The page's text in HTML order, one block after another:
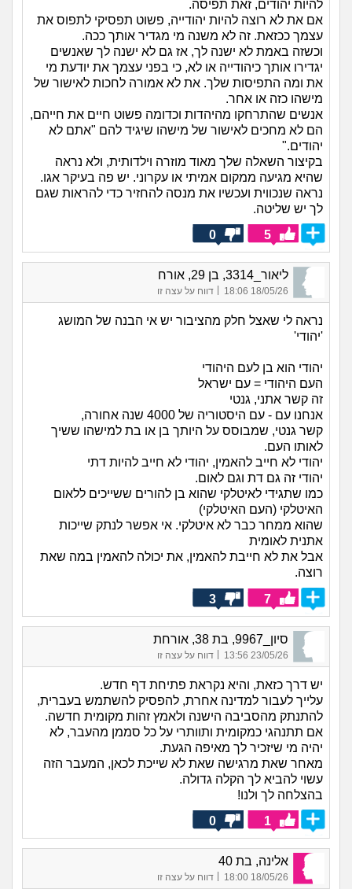
להיות יהודים, זאת תפיסה.
אם את לא רוצה להיות יהודייה, פשוט תפסיקי לתפוס את
עצמך ככזאת. זה לא משנה מי מגדיר אותך ככה.
וכשזה באמת לא ישנה לך, אז גם לא ישנה לך שאנשים
יגדירו אותך כיהודייה או לא, כי בפני עצמך את יודעת מי
את ומה התפיסות שלך. את לא אמורה לחכות לאישור של
מישהו כזה או אחר.
אנשים שהתרחקו מהיהדות וכדומה פשוט חיים את חייהם,
הם לא מחכים לאישור של מישהו שיגיד להם "אתם לא
יהודים."
בקיצור השאלה שלך מאוד מוזרה וילדותית, ולא נראה
שהיא מגיעה ממקום אמיתי או עקרוני. יש פה בעיקר אגו.
נראה שנכווית ועכשיו את מנסה להחזיר כדי להראות שגם
לך יש שליטה.
5
0
ליאור_3314, בן 29, אורח
18/05/26 18:06 דווח על עצה זו
נראה לי שאצל חלק מהציבור יש אי הבנה של המושג
'יהודי'
יהודי הוא בן לעם היהודי
העם היהודי = עם ישראל
זה קשר אתני, גנטי
אנחנו עם - עם היסטוריה של 4000 שנה אחורה,
קשר גנטי, שמבוסס על היותך בן או בת למישהו ששיך
לאותו העם.
יהודי לא חייב להאמין, יהודי לא חייב להיות דתי
יהודי זה גם דת וגם לאום.
כמו שתגידי לאיטלקי שהוא בן להורים ששייכים ללאום
האיטלקי (העם האיטלקי)
שהוא ממחר כבר לא איטלקי. אי אפשר לנתק שייכות
אתנית לאומית
אבל את לא חייבת להאמין, את יכולה להאמין במה שאת
רוצה.
7
3
סיון_9967, בת 38, אורחת
23/05/26 13:56
| דווח על עצה זו
יש דרך כזאת, והיא נקראת פתיחת דף חדש.
עלייך לעבור למדינה אחרת, להפסיק להשתמש בעברית,
להתנתק מהסביבה הישנה ולאמץ זהות מקומית חדשה.
אם תתנהגי כמקומית ותוותרי על כל סממן מהעבר, לא
יהיה מי שיזכיר לך מאיפה הגעת.
מאחר שאת מרגישה שאת לא שייכת לכאן, המעבר הזה
עשוי להביא לך הקלה גדולה.
בהצלחה לך ולנו!
1
0
אלינה, בת 40
18/05/26 18:00
| דווח על עצה זו